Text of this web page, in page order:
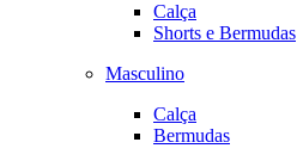
Calça
Shorts e Bermudas
Masculino
Calça
Bermudas